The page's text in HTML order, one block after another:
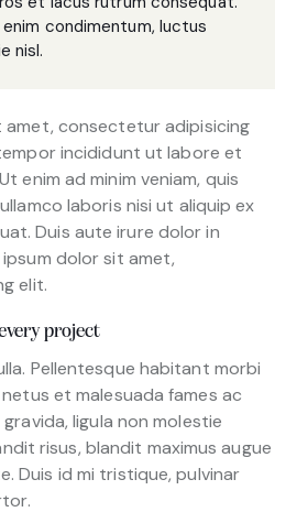
condimentum, luctus
nisl.
amet, consectetur adipisicing
incididunt ut labore et
enim ad minim veniam, quis
laboris nisi ut aliquip ex
Duis aute irure dolor in
dolor sit amet,
elit.
project
Pellentesque habitant morbi
et malesuada fames ac
ligula non molestie
risus, blandit maximus augue
Duis id mi tristique, pulvinar